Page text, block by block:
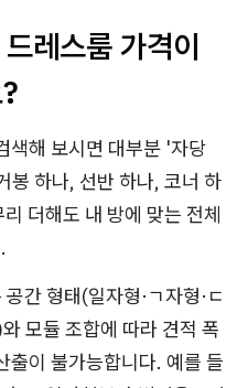
레스룸 가격이
색해 보시면 대부분 '자당
봉 하나, 선반 하나, 코너 하
더해도 내 방에 맞는 전체
간 형태(일자형·ㄱ자형·ㄷ
모듈 조합에 따라 견적 폭
출이 불가능합니다. 예를 들